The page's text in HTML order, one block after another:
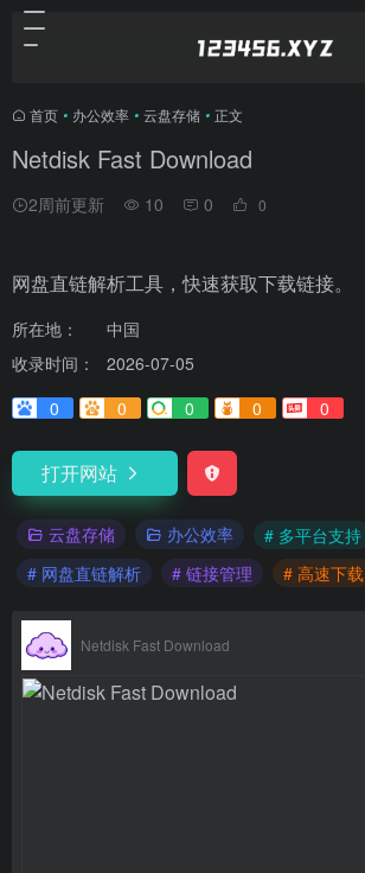
首页 • 办公效率 • 云盘存储 • 正文
Netdisk Fast Download
2周前更新 10 0 0
网盘直链解析工具，快速获取下载链接。
所在地：
中国
收录时间：
2026-07-05
0
0 0 0 0
打开网站
云盘存储 办公效率 # 多平台支持
# 网盘直链解析
# 链接管理 # 高速下载
Netdisk Fast Download